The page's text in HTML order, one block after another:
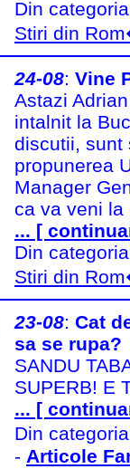
Din
Stiri din
24-08: Vine
Astazi
intalnit la
discutii, sunt
propunerea
Manager
ca va veni la
... [
Din
Stiri din
23-08: Cat
sa se rupa?
SANDU
SUPERB! E
... [
Din
- Articole